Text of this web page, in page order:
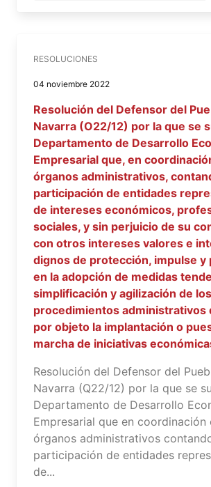
RESOLUCIONES
04 noviembre 2022
Resolución del Defensor del
Navarra (O22/12) por la que se
Departamento de Desarrollo
Empresarial que, en
órganos administrativos,
participación de entidades
de intereses económicos,
sociales, y sin perjuicio de su
con otros intereses valores e
dignos de protección, impulse y
en la adopción de medidas
simplificación y agilización de los
procedimientos administrativos
por objeto la implantación o
marcha de iniciativas
Resolución del Defensor del
Navarra (Q22/12) por la que se
Departamento de Desarrollo
Empresarial que en
órganos administrativos
participación de entidades
de...